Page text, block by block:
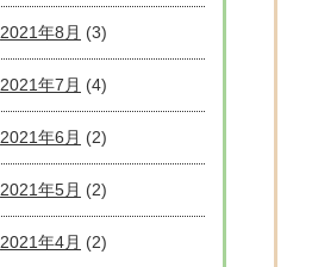
2021年8月 (3)
2021年7月 (4)
2021年6月 (2)
2021年5月 (2)
2021年4月 (2)